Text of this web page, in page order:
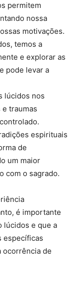
permitem
nossa
motivações.
temos a
e explorar as
pode levar a
lúcidos nos
traumas
espirituais
de
um maior
com o sagrado.
é importante
lúcidos e que a
específicas
ocorrência de